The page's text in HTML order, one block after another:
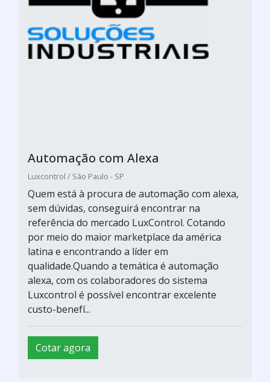
Automação com Alexa
Luxcontrol / São Paulo - SP
Quem está à procura de automação com alexa,
sem dúvidas, conseguirá encontrar na
referência do mercado LuxControl. Cotando
por meio do maior marketplace da américa
latina e encontrando a líder em
qualidade.Quando a temática é automação
alexa, com os colaboradores do sistema
Luxcontrol é possível encontrar excelente
custo-benefí...
Cotar agora